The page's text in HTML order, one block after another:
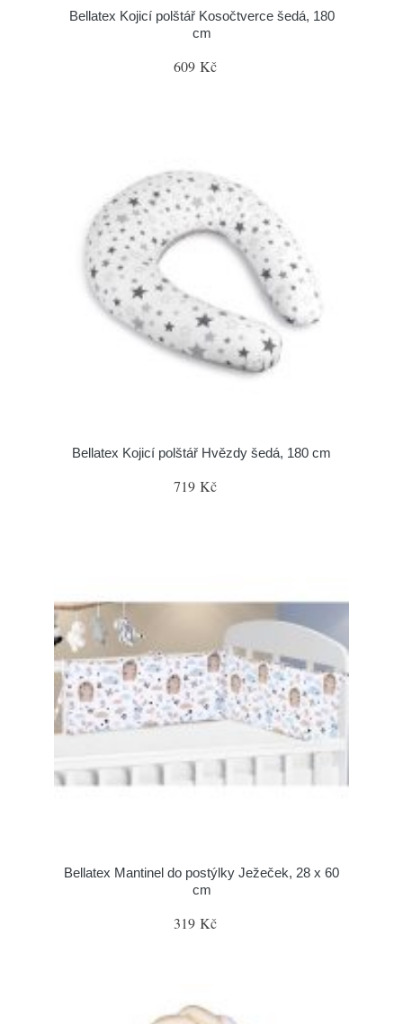
Bellatex Kojicí polštář Kosočtverce šedá, 180
cm
609 Kč
Bellatex Kojicí polštář Hvězdy šedá, 180 cm
719 Kč
Bellatex Mantinel do postýlky Ježeček, 28 x 60
cm
319 Kč